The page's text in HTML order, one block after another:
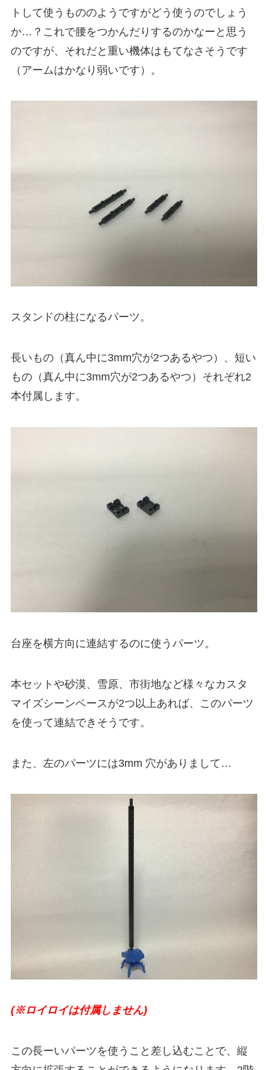
トして使うもののようですがどう使うのでしょう
か…？これで腰をつかんだりするのかなーと思う
のですが、それだと重い機体はもてなさそうです
（アームはかなり弱いです）。
スタンドの柱になるパーツ。
長いもの（真ん中に3mm穴が2つあるやつ）、短い
もの（真ん中に3mm穴が2つあるやつ）それぞれ2
本付属します。
台座を横方向に連結するのに使うパーツ。
本セットや砂漠、雪原、市街地など様々なカスタ
マイズシーンベースが2つ以上あれば、このパーツ
を使って連結できそうです。
また、左のパーツには3mm 穴がありまして…
(※ロイロイは付属しません)
この長ーいパーツを使うこと差し込むことで、縦